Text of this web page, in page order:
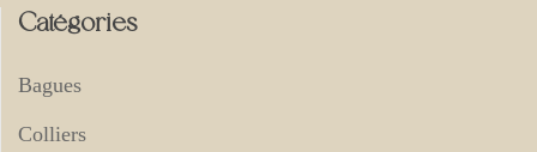
Catégories
Bagues
Colliers